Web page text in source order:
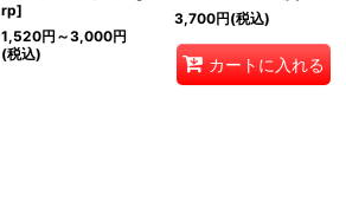
rp]
1,520円 ～3,000円
(税込)
3,700円(税込)
カートに入れる